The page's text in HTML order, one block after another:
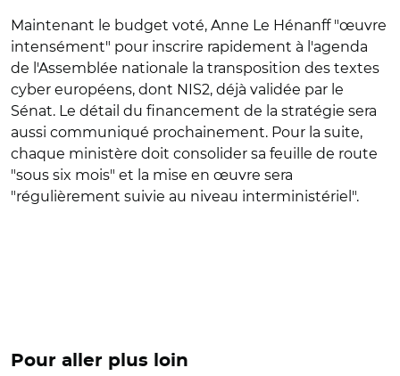
Maintenant le budget voté, Anne Le Hénanff "œuvre
intensément" pour inscrire rapidement à l'agenda
de l'Assemblée nationale la transposition des textes
cyber européens, dont NIS2, déjà validée par le
Sénat. Le détail du financement de la stratégie sera
aussi communiqué prochainement. Pour la suite,
chaque ministère doit consolider sa feuille de route
"sous six mois" et la mise en œuvre sera
"régulièrement suivie au niveau interministériel".
Pour aller plus loin